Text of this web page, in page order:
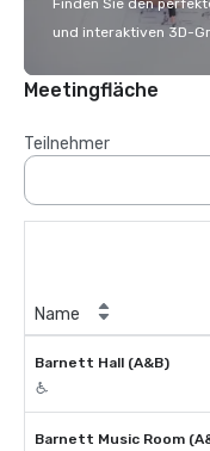
Finden Sie den
und interaktiven 3D-
Meetingfläche
Teilnehmer
Name
Barnett Hall (A&B)
Barnett Music Room